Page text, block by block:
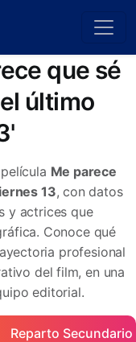
que sé
último
Me parece
13, con datos
y actrices que
Conoce qué
profesional
del film, en una
editorial.
Reparto Secundario